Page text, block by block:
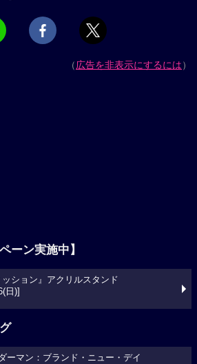
（広告を非表示にするには）
ーン実施中】
ッション』アクリルスタンド
日)]
ーマン：ブランド・ニュー・デイ